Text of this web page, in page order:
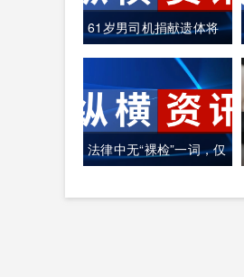
61岁男司机捐献遗体将
自己制作成木乃伊
法律中无“裸检”一词，仅